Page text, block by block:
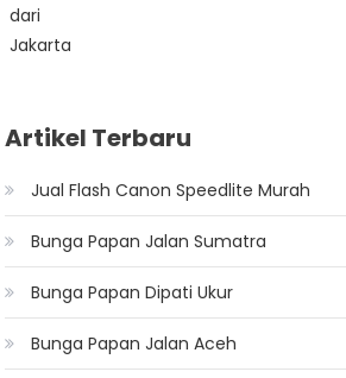
Artikel Terbaru
Jual Flash Canon Speedlite Murah
Bunga Papan Jalan Sumatra
Bunga Papan Dipati Ukur
Bunga Papan Jalan Aceh